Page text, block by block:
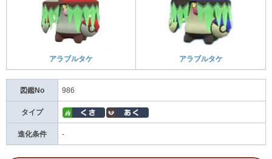
アラブルタケ アラブルタケ
図鑑No 986
タイプ
進化条件 -